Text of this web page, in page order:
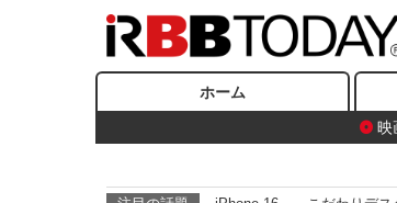
ホーム
映